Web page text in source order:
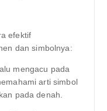
efektif
dan simbolnya:
mengacu pada
arti simbol
pada denah.